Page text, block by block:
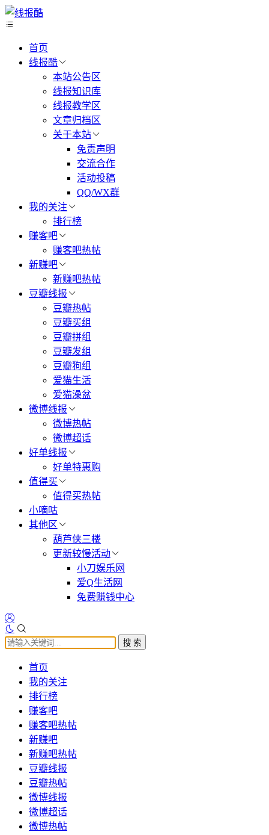
首页
线报酷
本站公告区
线报知识库
线报教学区
文章归档区
关于本站
免责声明
交流合作
活动投稿
QQ/WX群
我的关注
排行榜
赚客吧
赚客吧热帖
新赚吧
新赚吧热帖
豆瓣线报
豆瓣热帖
豆瓣买组
豆瓣拼组
豆瓣发组
豆瓣狗组
爱猫生活
爱猫澡盆
微博线报
微博热帖
微博超话
好单线报
好单特惠购
值得买
值得买热帖
小嘀咕
其他区
葫芦侠三楼
更新较慢活动
小刀娱乐网
爱Q生活网
免费赚钱中心
搜 索
首页
我的关注
排行榜
赚客吧
赚客吧热帖
新赚吧
新赚吧热帖
豆瓣线报
豆瓣热帖
微博线报
微博超话
微博热帖